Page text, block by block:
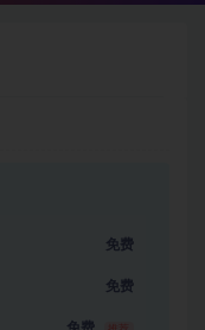
免费
免费